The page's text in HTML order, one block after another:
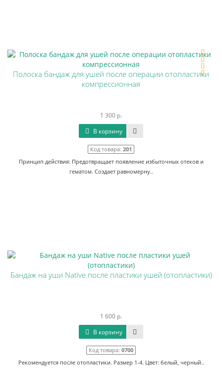
Полоска бандаж для ушей после операции отопластики
компрессионная
1 300 р.
В корзину
Код товара: 201
Принцип действия: Предотвращает появление избыточных отеков и
гематом. Создает равномерну..
Бандаж на уши Native после пластики ушей (отопластики)
1 600 р.
В корзину
Код товара: 0700
Рекомендуется после отопластики. Размер 1-4. Цвет: белый, черный..